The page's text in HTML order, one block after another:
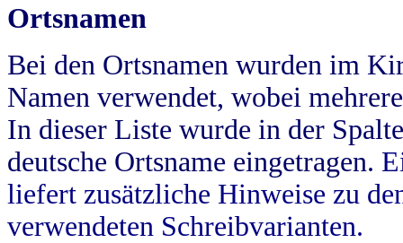
Ortsnamen
Bei den Ortsnamen wurden im
Namen verwendet, wobei
In dieser Liste wurde in der
deutsche Ortsname eingetragen.
liefert zusätzliche Hinweise zu
verwendeten Schreibvarianten.